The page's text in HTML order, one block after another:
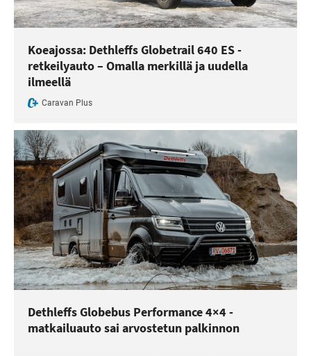
Koeajossa: Dethleffs Globetrail 640 ES -
retkeilyauto – Omalla merkillä ja uudella
ilmeellä
Caravan Plus
Dethleffs Globebus Performance 4×4 -
matkailuauto sai arvostetun palkinnon